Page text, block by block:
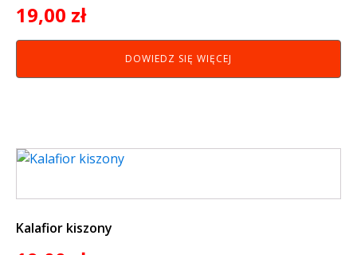
19,00 zł
DOWIEDZ SIĘ WIĘCEJ
Kalafior kiszony